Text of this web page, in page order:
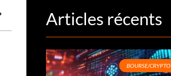
Articles récents
BOURSE/CRYPTO